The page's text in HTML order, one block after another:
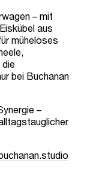
– mit
aus
müheloses
bei Buchanan
–